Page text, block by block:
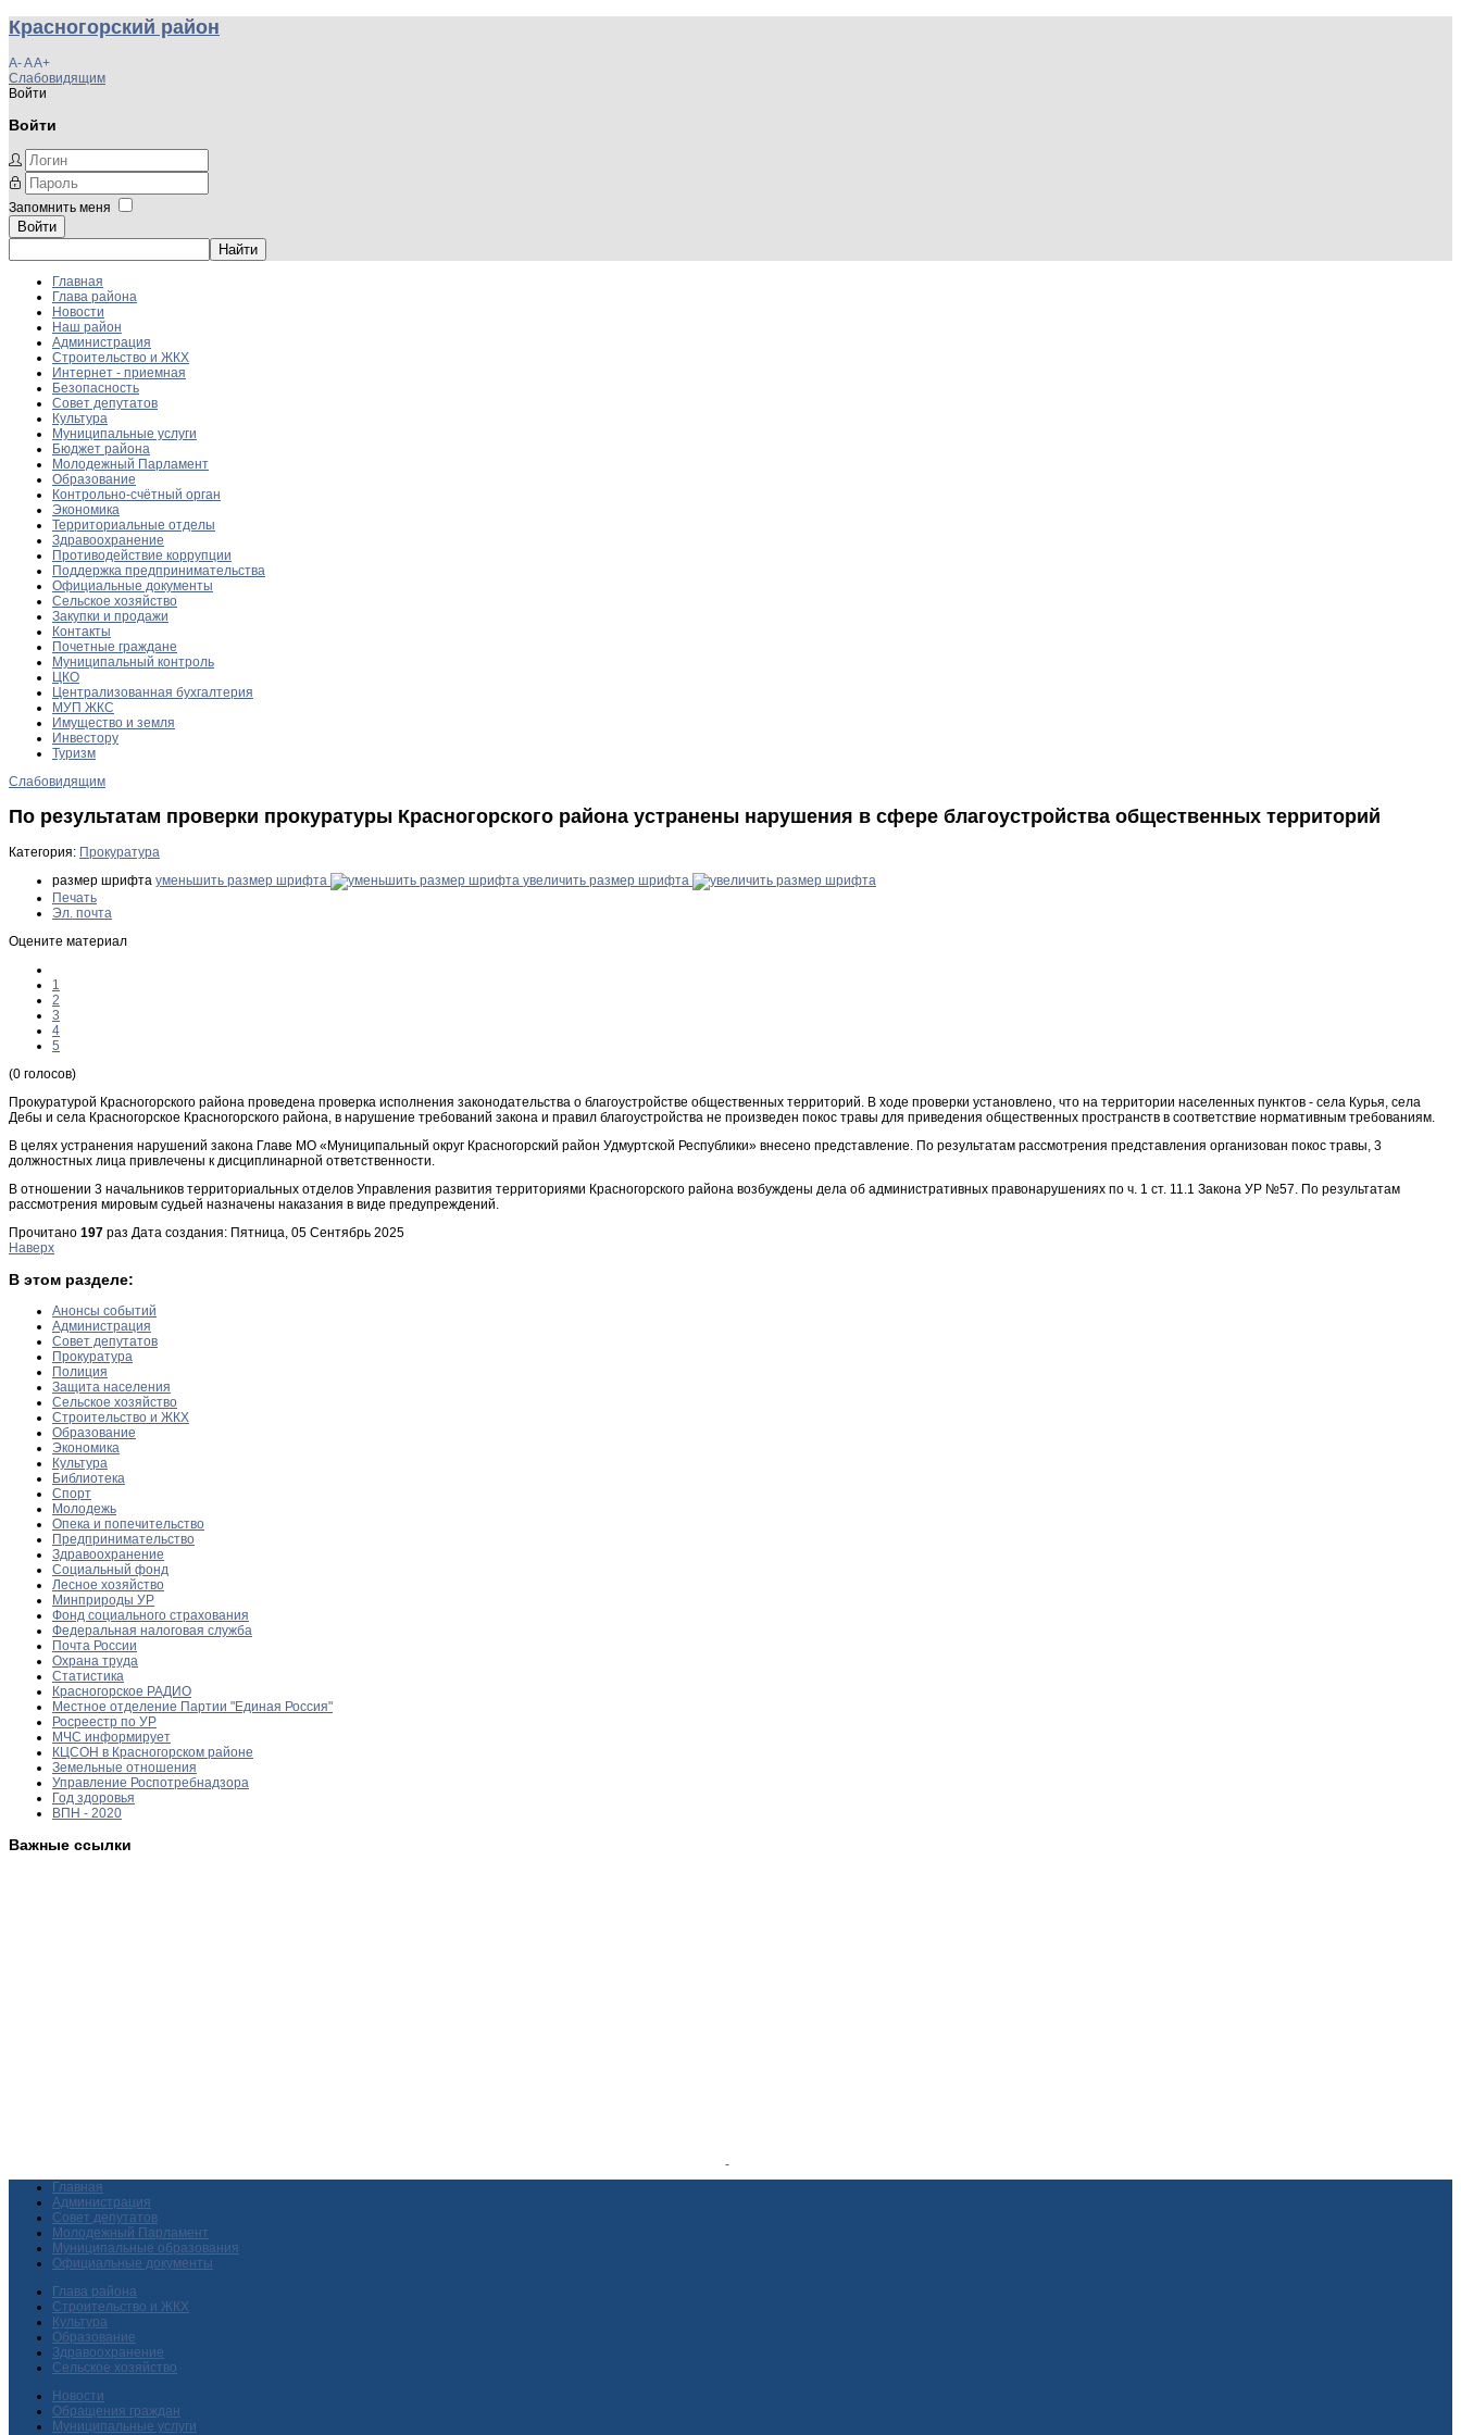
Красногорский район
A-AA+
Слабовидящим
Войти
Войти
Запомнить меня
Войти
Главная
Глава района
Новости
Наш район
Администрация
Строительство и ЖКХ
Интернет - приемная
Безопасность
Совет депутатов
Культура
Муниципальные услуги
Бюджет района
Молодежный Парламент
Образование
Контрольно-счётный орган
Экономика
Территориальные отделы
Здравоохранение
Противодействие коррупции
Поддержка предпринимательства
Официальные документы
Сельское хозяйство
Закупки и продажи
Контакты
Почетные граждане
Муниципальный контроль
ЦКО
Централизованная бухгалтерия
МУП ЖКС
Имущество и земля
Инвестору
Туризм
Слабовидящим
По результатам проверки прокуратуры Красногорского района устранены нарушения в сфере благоустройства общественных территорий
Категория: Прокуратура
размер шрифта уменьшить размер шрифта
увеличить размер шрифта
Печать
Эл. почта
Оцените материал
1
2
3
4
5
(0 голосов)
Прокуратурой Красногорского района проведена проверка исполнения законодательства о благоустройстве общественных территорий. В ходе проверки установлено, что на территории населенных пунктов - села Курья, села
Дебы и села Красногорское Красногорского района, в нарушение требований закона и правил благоустройства не произведен покос травы для приведения общественных пространств в соответствие нормативным требованиям.
В целях устранения нарушений закона Главе МО «Муниципальный округ Красногорский район Удмуртской Республики» внесено представление. По результатам рассмотрения представления организован покос травы, 3
должностных лица привлечены к дисциплинарной ответственности.
В отношении 3 начальников территориальных отделов Управления развития территориями Красногорского района возбуждены дела об административных правонарушениях по ч. 1 ст. 11.1 Закона УР №57. По результатам
рассмотрения мировым судьей назначены наказания в виде предупреждений.
Прочитано 197 раз Дата создания: Пятница, 05 Сентябрь 2025
Наверх
В этом разделе:
Анонсы событий
Администрация
Совет депутатов
Прокуратура
Полиция
Защита населения
Сельское хозяйство
Строительство и ЖКХ
Образование
Экономика
Культура
Библиотека
Спорт
Молодежь
Опека и попечительство
Предпринимательство
Здравоохранение
Социальный фонд
Лесное хозяйство
Минприроды УР
Фонд социального страхования
Федеральная налоговая служба
Почта России
Охрана труда
Статистика
Красногорское РАДИО
Местное отделение Партии "Единая Россия"
Росреестр по УР
МЧС информирует
КЦСОН в Красногорском районе
Земельные отношения
Управление Роспотребнадзора
Год здоровья
ВПН - 2020
Важные ссылки
Главная
Администрация
Совет депутатов
Молодежный Парламент
Муниципальные образования
Официальные документы
Глава района
Строительство и ЖКХ
Культура
Образование
Здравоохранение
Сельское хозяйство
Новости
Обращения граждан
Муниципальные услуги